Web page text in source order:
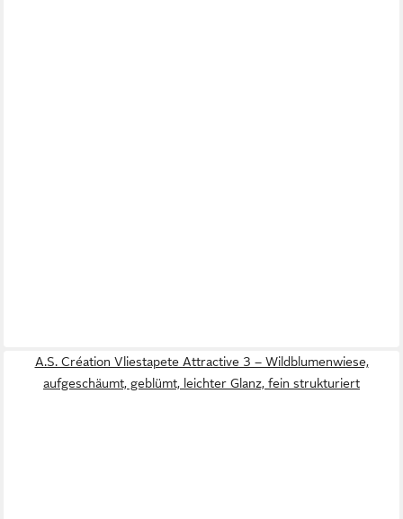
A.S. Création Vliestapete Attractive 3 – Wildblumenwiese,
aufgeschäumt, geblümt, leichter Glanz, fein strukturiert